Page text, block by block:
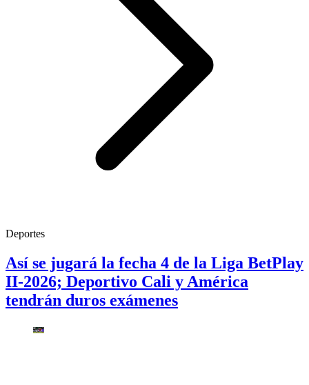
Deportes
Así se jugará la fecha 4 de la Liga BetPlay
II-2026; Deportivo Cali y América
tendrán duros exámenes